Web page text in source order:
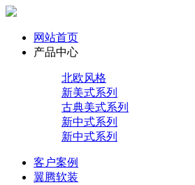
网站首页
产品中心
北欧风格
新美式系列
古典美式系列
新中式系列
新中式系列
客户案例
翼腾软装